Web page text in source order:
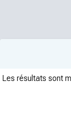
Les résultats sont